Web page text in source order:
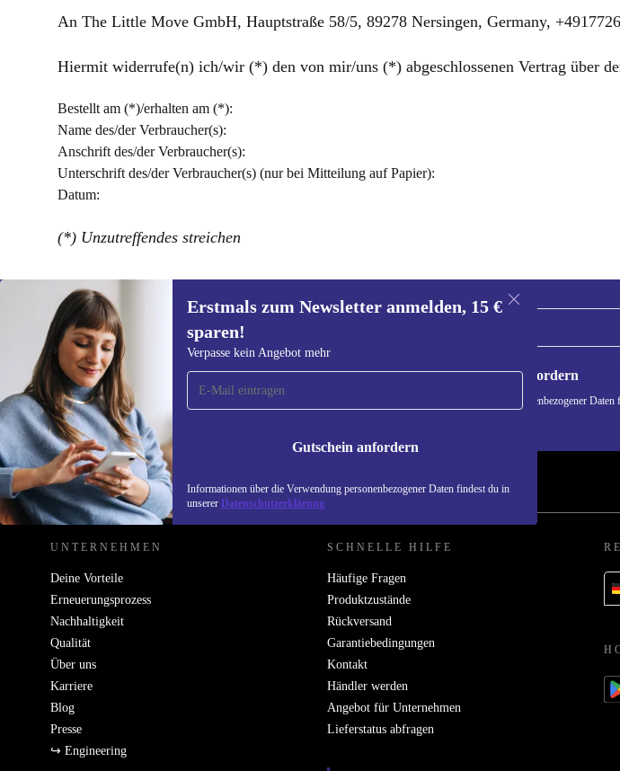
An The Little Move GmbH, Hauptstraße 58/5, 89278 Nersingen, Germany,
Hiermit widerrufe(n) ich/wir (*) den von mir/uns (*) abgeschlossenen Vertrag über
Bestellt am (*)/erhalten am (*):
Name des/der Verbraucher(s):
Anschrift des/der Verbraucher(s):
Unterschrift des/der Verbraucher(s) (nur bei Mitteilung auf Papier):
Datum:
(*) Unzutreffendes streichen
Erstmals zum Newsletter anmelden, 15 €
sparen!
Verpasse kein Angebot mehr
Gutschein anfordern
Informationen über die Verwendung personenbezogener Daten findest du in
unserer Datenschutzerklärung
Erstmals zum Newsletter
anmelden, 15 € sparen!
Verpasse kein Angebot mehr.
Gutschein anfordern
Informationen über die Verwendung personenbezogener Daten
REFURBED DEUTSCHLAND - RETHINK NEW.
UNTERNEHMEN
Deine Vorteile
Erneuerungsprozess
Nachhaltigkeit
Qualität
Über uns
Karriere
Blog
Presse
↪ Engineering
SCHNELLE HILFE
Häufige Fragen
Produktzustände
Rückversand
Garantiebedingungen
Kontakt
Händler werden
Angebot für Unternehmen
Lieferstatus abfragen